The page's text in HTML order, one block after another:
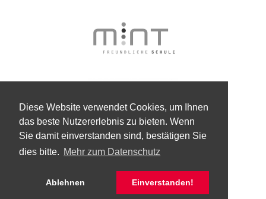
Diese Website verwendet Cookies, um Ihnen
das beste Nutzererlebnis zu bieten. Wenn
Sie damit einverstanden sind, bestätigen Sie
dies bitte. Mehr zum Datenschutz
Ablehnen Einverstanden!
© Kaspar-Zeuß-Gymnasium Kronach 2026